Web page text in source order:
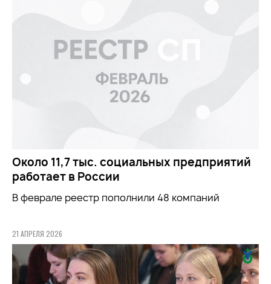
Около 11,7 тыс. социальных предприятий
работает в России
В феврале реестр пополнили 48 компаний
21 АПРЕЛЯ 2026